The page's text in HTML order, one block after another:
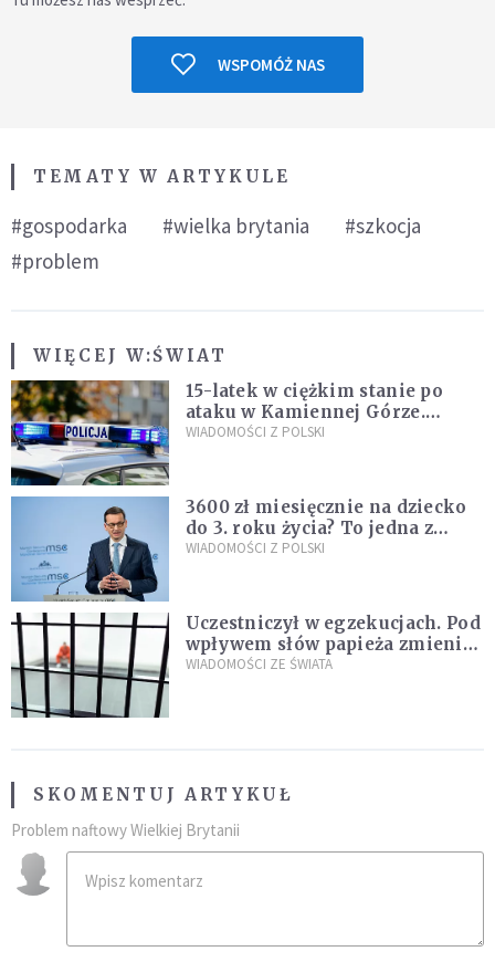
WSPOMÓŻ NAS
TEMATY W ARTYKULE
#gospodarka #wielka brytania
#szkocja
#problem
WIĘCEJ W:ŚWIAT
15-latek w ciężkim stanie po
ataku w Kamiennej Górze.
Policja zatrzymała dwóch
WIADOMOŚCI Z POLSKI
3600 zł miesięcznie na dziecko
do 3. roku życia? To jedna z
propozycji programu "Rozwój
WIADOMOŚCI Z POLSKI
Uczestniczył w egzekucjach. Pod
wpływem słów papieża zmienił
zdanie
WIADOMOŚCI ZE ŚWIATA
SKOMENTUJ ARTYKUŁ
Problem naftowy Wielkiej Brytanii